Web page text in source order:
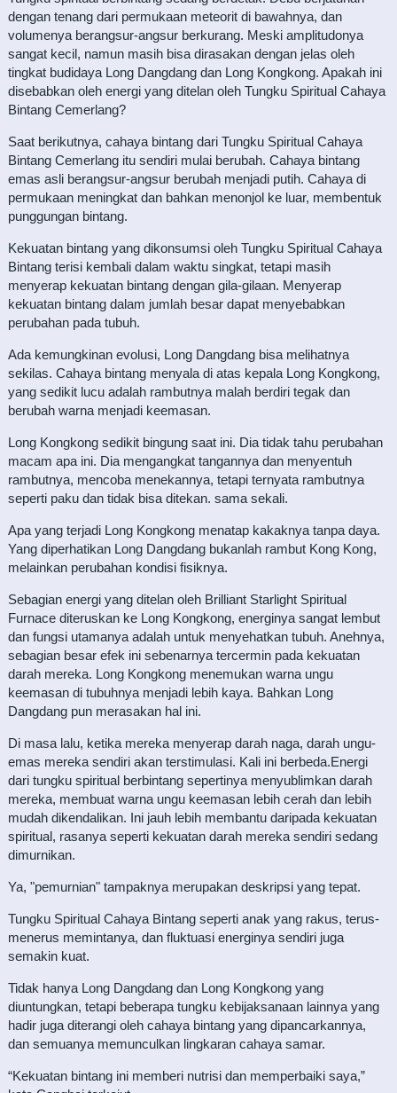
dengan tenang dari permukaan meteorit di bawahnya, dan
volumenya berangsur-angsur berkurang. Meski amplitudonya
sangat kecil, namun masih bisa dirasakan dengan jelas oleh
tingkat budidaya Long Dangdang dan Long Kongkong. Apakah ini
disebabkan oleh energi yang ditelan oleh Tungku Spiritual Cahaya
Bintang Cemerlang?
Saat berikutnya, cahaya bintang dari Tungku Spiritual Cahaya
Bintang Cemerlang itu sendiri mulai berubah. Cahaya bintang
emas asli berangsur-angsur berubah menjadi putih. Cahaya di
permukaan meningkat dan bahkan menonjol ke luar, membentuk
punggungan bintang.
Kekuatan bintang yang dikonsumsi oleh Tungku Spiritual Cahaya
Bintang terisi kembali dalam waktu singkat, tetapi masih
menyerap kekuatan bintang dengan gila-gilaan. Menyerap
kekuatan bintang dalam jumlah besar dapat menyebabkan
perubahan pada tubuh.
Ada kemungkinan evolusi, Long Dangdang bisa melihatnya
sekilas. Cahaya bintang menyala di atas kepala Long Kongkong,
yang sedikit lucu adalah rambutnya malah berdiri tegak dan
berubah warna menjadi keemasan.
Long Kongkong sedikit bingung saat ini. Dia tidak tahu perubahan
macam apa ini. Dia mengangkat tangannya dan menyentuh
rambutnya, mencoba menekannya, tetapi ternyata rambutnya
seperti paku dan tidak bisa ditekan. sama sekali.
Apa yang terjadi Long Kongkong menatap kakaknya tanpa daya.
Yang diperhatikan Long Dangdang bukanlah rambut Kong Kong,
melainkan perubahan kondisi fisiknya.
Sebagian energi yang ditelan oleh Brilliant Starlight Spiritual
Furnace diteruskan ke Long Kongkong, energinya sangat lembut
dan fungsi utamanya adalah untuk menyehatkan tubuh. Anehnya,
sebagian besar efek ini sebenarnya tercermin pada kekuatan
darah mereka. Long Kongkong menemukan warna ungu
keemasan di tubuhnya menjadi lebih kaya. Bahkan Long
Dangdang pun merasakan hal ini.
Di masa lalu, ketika mereka menyerap darah naga, darah ungu-
emas mereka sendiri akan terstimulasi. Kali ini berbeda.Energi
dari tungku spiritual berbintang sepertinya menyublimkan darah
mereka, membuat warna ungu keemasan lebih cerah dan lebih
mudah dikendalikan. Ini jauh lebih membantu daripada kekuatan
spiritual, rasanya seperti kekuatan darah mereka sendiri sedang
dimurnikan.
Ya, "pemurnian" tampaknya merupakan deskripsi yang tepat.
Tungku Spiritual Cahaya Bintang seperti anak yang rakus, terus-
menerus memintanya, dan fluktuasi energinya sendiri juga
semakin kuat.
Tidak hanya Long Dangdang dan Long Kongkong yang
diuntungkan, tetapi beberapa tungku kebijaksanaan lainnya yang
hadir juga diterangi oleh cahaya bintang yang dipancarkannya,
dan semuanya memunculkan lingkaran cahaya samar.
“Kekuatan bintang ini memberi nutrisi dan memperbaiki saya,”